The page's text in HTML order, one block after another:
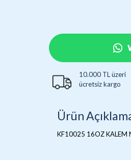
10.000 TL üzeri
ücretsiz kargo
Ürün
KF10025 16OZ KALEM